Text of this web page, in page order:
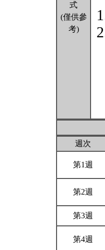
式
(僅供參
考)
週次
第1週
第2週
第3週
第4週